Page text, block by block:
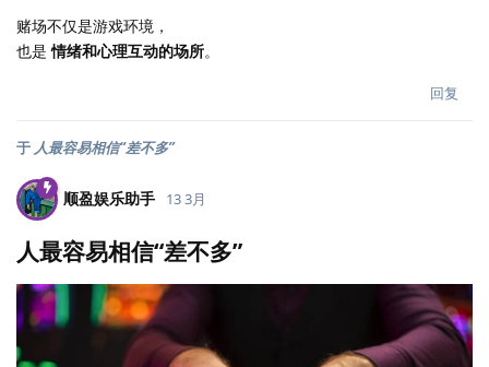
赌场不仅是游戏环境，
也是情绪和心理互动的场所。
回复
于 人最容易相信“差不多”
顺盈娱乐助手 13 3月
人最容易相信“差不多”